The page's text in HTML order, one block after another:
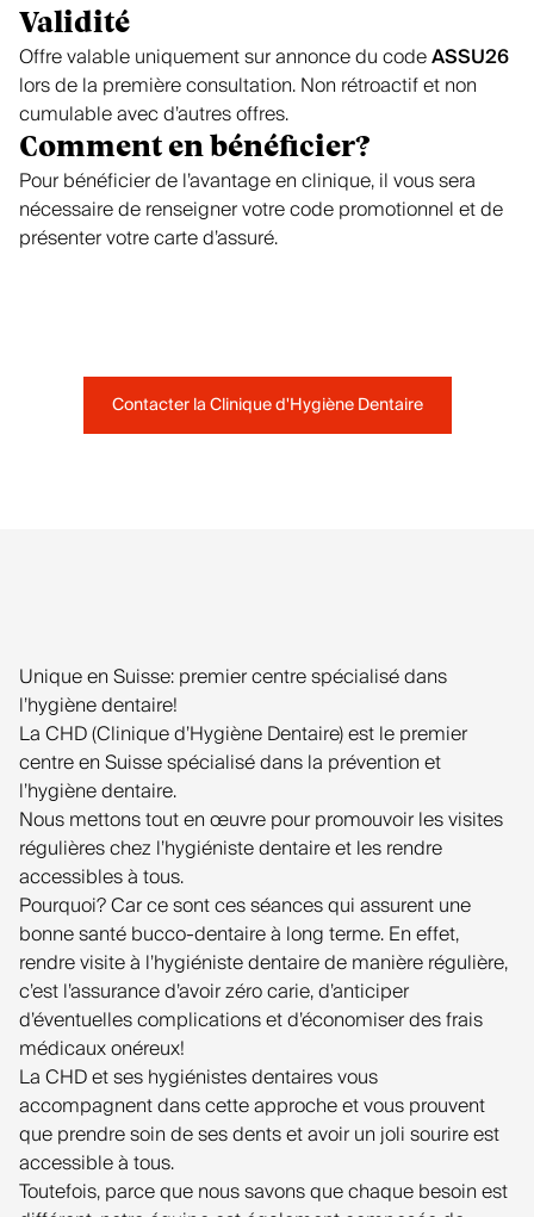
Validité
Offre valable uniquement sur annonce du codeASSU26
lors de la première consultation. Non rétroactif et non
cumulable avec d’autres offres.
Comment en bénéficier?
Pour bénéficier de l’avantage en clinique, il vous sera
nécessaire de renseigner votre code promotionnel et de
présenter votre carte d’assuré.
Contacter la Clinique d'Hygiène Dentaire
Unique en Suisse: premier centre spécialisé dans
l’hygiène dentaire!
La CHD (Clinique d’Hygiène Dentaire) est le premier
centre en Suisse spécialisé dans la prévention et
l’hygiène dentaire.
Nous mettons tout en œuvre pour promouvoir les visites
régulières chez l’hygiéniste dentaire et les rendre
accessibles à tous.
Pourquoi? Car ce sont ces séances qui assurent une
bonne santé bucco-dentaire à long terme. En effet,
rendre visite à l’hygiéniste dentaire de manière régulière,
c’est l’assurance d’avoir zéro carie, d’anticiper
d’éventuelles complications et d’économiser des frais
médicaux onéreux!
La CHD et ses hygiénistes dentaires vous
accompagnent dans cette approche et vous prouvent
que prendre soin de ses dents et avoir un joli sourire est
accessible à tous.
Toutefois, parce que nous savons que chaque besoin est